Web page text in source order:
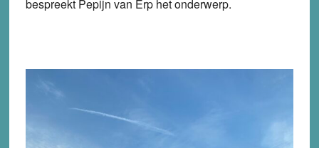
bespreekt Pepijn van Erp het onderwerp.